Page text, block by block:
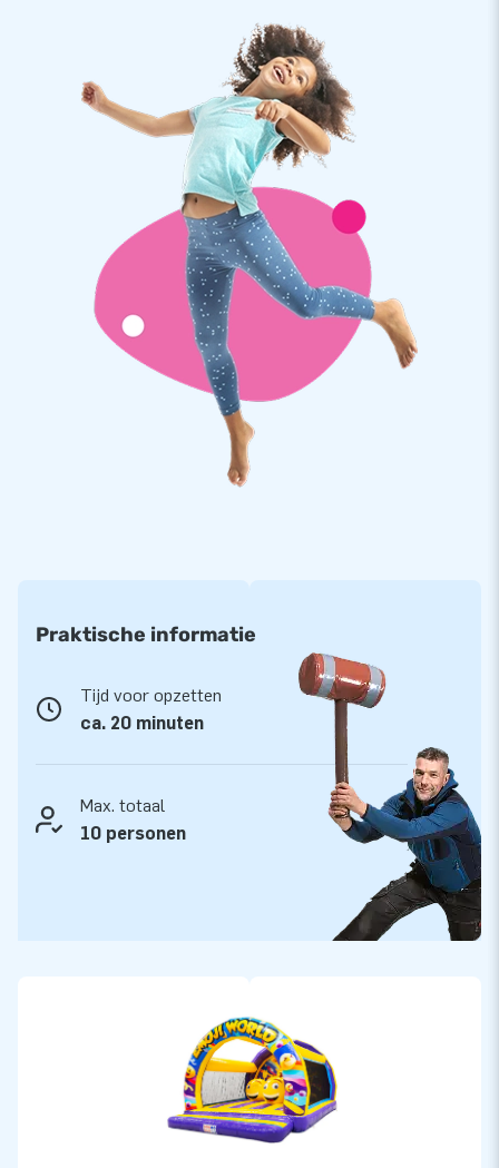
Springplezier voor iedereen op het Jumpdome
De heldere kleuren en speelse emoticons zorgen ervoor dat
dit springkasteel direct in het oog springt. Met het unieke en
vrolijke design van JB wordt elke gelegenheid, zoals een
verjaardagspartijtje, schoolfeest of buurtfestival, een
onvergetelijk evenement voor jong en oud. Het opzetten van
het Emoji springkasteel is eenvoudig en snel, en komt met
alles wat je nodig hebt: een blower, verankeringsmateriaal,
een transportzak en een heldere handleiding.
Bestel bij dé springkasteelfabrikant: JB
Onze experts op het gebied van luchtkastelen leveren
kwalitatief hoogwaardige en veilige opblaasattracties. Bij JB
Inflatables kun je rekenen op uitstekende service en snelle
levering. Kies voor het Emoji Jumpdome springkasteel van
Praktische informatie
Tijd voor opzetten
ca. 20 minuten
Max. totaal
10 personen